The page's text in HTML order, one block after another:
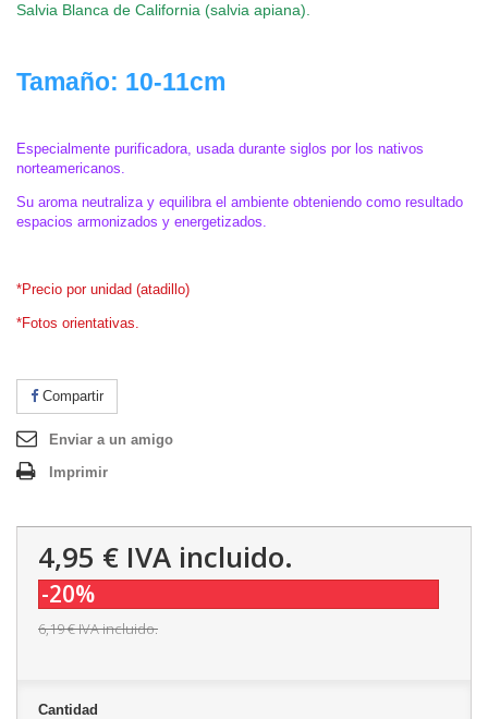
Salvia Blanca de California (salvia apiana).
Tamaño: 10-11cm
Especialmente purificadora, usada durante siglos por los nativos
norteamericanos.
Su aroma neutraliza y equilibra el ambiente obteniendo como resultado
espacios armonizados y energetizados.
*Precio por unidad (atadillo)
*Fotos orientativas.
Compartir
Enviar a un amigo
Imprimir
4,95 € IVA incluido.
-20%
6,19 €IVA incluido.
Cantidad